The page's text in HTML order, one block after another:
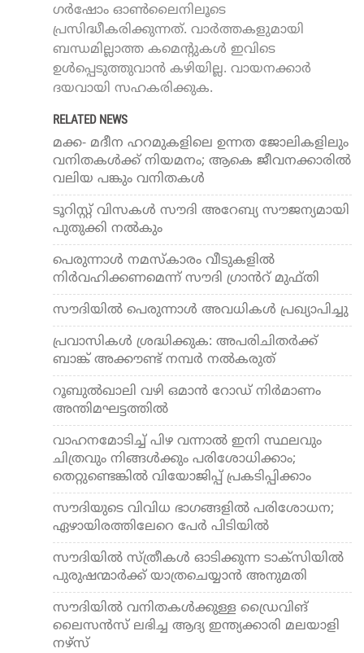
ഗർഷോം ഓൺലൈനിലൂടെ
പ്രസിദ്ധീകരിക്കുന്നത്. വാർത്തകളുമായി
ബന്ധമില്ലാത്ത കമെന്റുകൾ ഇവിടെ
ഉൾപ്പെടുത്തുവാൻ കഴിയില്ല. വായനക്കാർ
ദയവായി സഹകരിക്കുക.
RELATED NEWS
മക്ക- മദീന ഹറമുകളിലെ ഉന്നത ജോലികളിലും
വനിതകള്‍ക്ക് നിയമനം; ആകെ ജീവനക്കാരില്‍
വലിയ പങ്കും വനിതകള്‍
ടൂറിസ്റ്റ് വിസകള്‍ സൗദി അറേബ്യ സൗജന്യമായി
പുതുക്കി നൽകും
പെരുന്നാൾ നമസ്​കാരം വീടുകളിൽ
നിർവഹിക്കണമെന്ന് സൗദി ഗ്രാൻറ്​ മുഫ്​തി
സൗദിയിൽ പെരുന്നാൾ അവധികള്‍ പ്രഖ്യാപിച്ചു
പ്രവാസികൾ ശ്രദ്ധിക്കുക: അപരിചിതർക്ക്
ബാങ്ക് അക്കൗണ്ട് നമ്പർ നൽകരുത്
റൂബുല്‍ഖാലി വഴി ഒമാന്‍ റോഡ് നിര്‍മാണം
അന്തിമഘട്ടത്തില്‍
വാഹനമോടിച്ച് പിഴ വന്നാല്‍ ഇനി സ്ഥലവും
ചിത്രവും നിങ്ങള്‍ക്കും പരിശോധിക്കാം;
തെറ്റുണ്ടെങ്കില്‍ വിയോജിപ്പ് പ്രകടിപ്പിക്കാം
സൗദിയുടെ വിവിധ ഭാഗങ്ങളില്‍ പരിശോധന;
ഏഴായിരത്തിലേറെ പേര്‍ പിടിയില്‍
സൗദിയില്‍ സ്ത്രീകള്‍ ഓടിക്കുന്ന ടാക്‌സിയില്‍
പുരുഷന്മാര്‍ക്ക് യാത്രചെയ്യാന്‍ അനുമതി
സൗദിയില്‍ വനിതകള്‍ക്കുള്ള ഡ്രൈവിങ്
ലൈസന്‍സ് ലഭിച്ച ആദ്യ ഇന്ത്യക്കാരി മലയാളി
നഴ്സ്